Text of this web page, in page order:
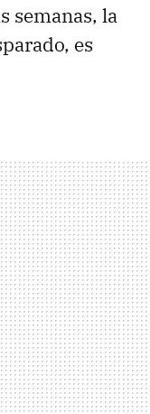
semanas, la
es